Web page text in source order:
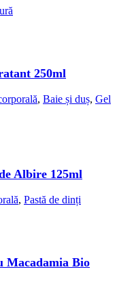
250ml
, Baie și duș, Gel
Albire 125ml
, Pastă de dinți
Macadamia Bio